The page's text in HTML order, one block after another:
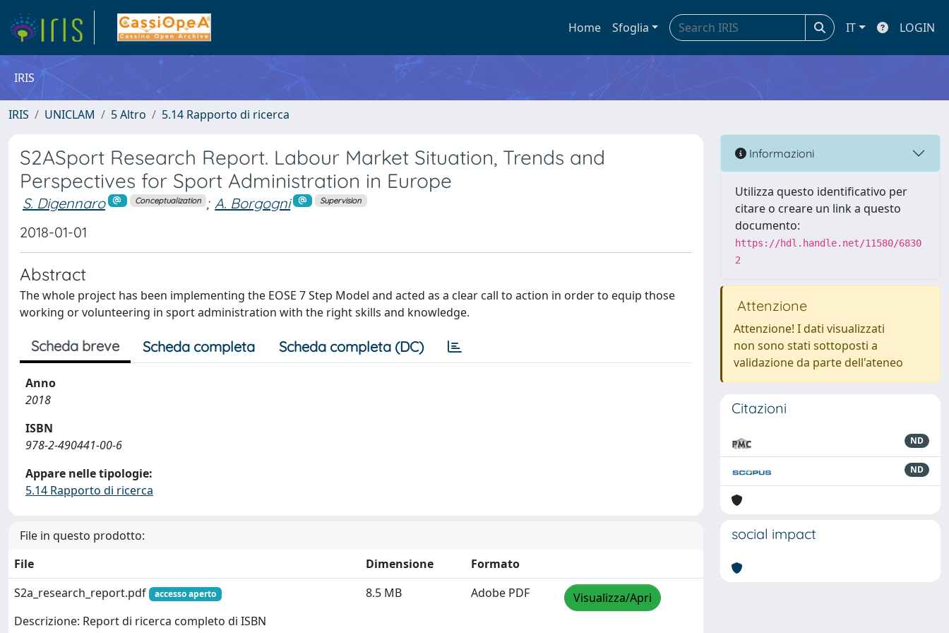
Home Sfoglia IT LOGIN
IRIS
IRIS UNICLAM 5 Altro 5.14 Rapporto di ricerca
S2ASport Research Report. Labour Market Situation, Trends and
Perspectives for Sport Administration in Europe
S. Digennaro Conceptualization ; A. Borgogni Supervision
2018-01-01
Abstract
The whole project has been implementing the EOSE 7 Step Model and acted as a clear call to action in order to equip those
working or volunteering in sport administration with the right skills and knowledge.
Scheda breve Scheda completa Scheda completa (DC)
Anno
2018
ISBN
978-2-490441-00-6
Appare nelle tipologie:
5.14 Rapporto di ricerca
File in questo prodotto:
File
Dimensione
Formato
S2a_research_report.pdf
accesso aperto
Descrizione: Report di ricerca completo di ISBN
8.5 MB Adobe PDF Visualizza/Apri
Informazioni
Utilizza questo identificativo per
citare o creare un link a questo
documento:
https://hdl.handle.net/11580/6830
2
Attenzione
Attenzione! I dati visualizzati
non sono stati sottoposti a
validazione da parte dell'ateneo
Citazioni
ND
ND
social impact